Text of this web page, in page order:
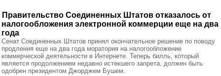
Правительство Соединенных Штатов отказалось от
налогообложения электронной коммерции еще на два
года
Сенат Соединенных Штатов принял окончательное решение по поводу
продления еще на два года моратория на налогообложение
коммерческой деятельности в Интернете. Теперь билль, который
является продолжением недавно истекшего запрета, должен быть
одобрен президентом Джорджем Бушем.